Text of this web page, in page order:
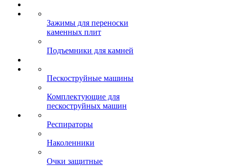
Зажимы для переноски
каменных плит
Подъемники для камней
Пескоструйные машины
Комплектующие для
пескоструйных машин
Респираторы
Наколенники
Очки защитные